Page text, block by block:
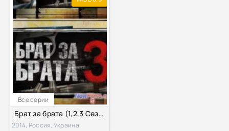
Все серии
Брат за брата (1,2,3 Сезон)
2014, Россия, Украина